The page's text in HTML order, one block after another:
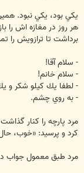
يكي بود، يكي نبود.
هر روز در مغازه اش را
برداشت تا ترازويش را
- سلام آقا!
- سلام خانم!
- لطفا يك كيلو شكر و
- به روي چشم.
مرد پارچه را كنار
كرد و پرسيد: «خوب،
مرد طبق معمول جواب